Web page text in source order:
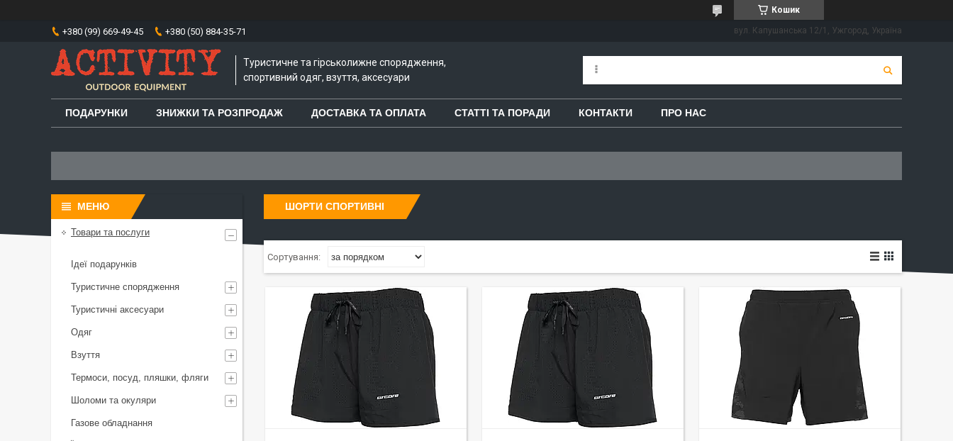
Кошик
+380 (99) 669-49-45 +380 (50) 884-35-71 вул. Капушанська 12/1, Ужгород, Україна
Туристичне та гірськолижне спорядження,
спортивний одяг, взуття, аксесуари
ПОДАРУНКИ ЗНИЖКИ ТА РОЗПРОДАЖ ДОСТАВКА ТА ОПЛАТА СТАТТІ ТА ПОРАДИ КОНТАКТИ ПРО НАС
ШОРТИ СПОРТИВНІ
Товари та послуги
Ідеї подарунків
Туристичне спорядження
Туристичні аксесуари
Одяг
Взуття
Термоси, посуд, пляшки, фляги
Шоломи та окуляри
Газове обладнання